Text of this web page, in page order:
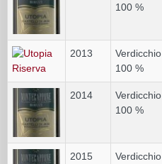
100 %
2013
Verdicchio
100 %
2014
Verdicchio
100 %
2015
Verdicchio